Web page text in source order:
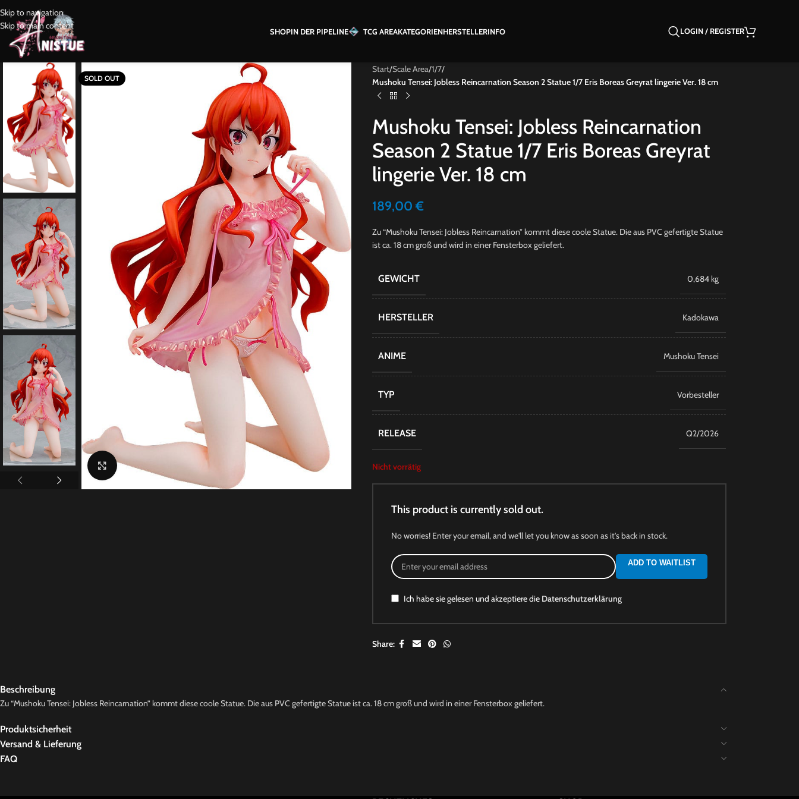
Skip to navigation
Skip to main content
SHOPIN DER PIPELINE TCG AREAKATEGORIENHERSTELLERINFO LOGIN / REGISTER
SOLD OUT
Click to enlarge
Start/Scale Area/1/7/
Mushoku Tensei: Jobless Reincarnation Season 2 Statue 1/7 Eris Boreas Greyrat lingerie Ver. 18 cm
Mushoku Tensei: Jobless Reincarnation
Season 2 Statue 1/7 Eris Boreas Greyrat
lingerie Ver. 18 cm
189,00€
Zu “Mushoku Tensei: Jobless Reincarnation” kommt diese coole Statue. Die aus PVC gefertigte Statue
ist ca. 18 cm groß und wird in einer Fensterbox geliefert.
GEWICHT 0,684 kg
HERSTELLER Kadokawa
ANIME Mushoku Tensei
TYP Vorbesteller
RELEASE Q2/2026
Nicht vorrätig
This product is currently sold out.
No worries! Enter your email, and we'll let you know as soon as it's back in stock.
ADD TO WAITLIST
Ich habe sie gelesen und akzeptiere die Datenschutzerklärung
Share:
Beschreibung
Zu “Mushoku Tensei: Jobless Reincarnation” kommt diese coole Statue. Die aus PVC gefertigte Statue ist ca. 18 cm groß und wird in einer Fensterbox geliefert.
Produktsicherheit
Versand & Lieferung
FAQ